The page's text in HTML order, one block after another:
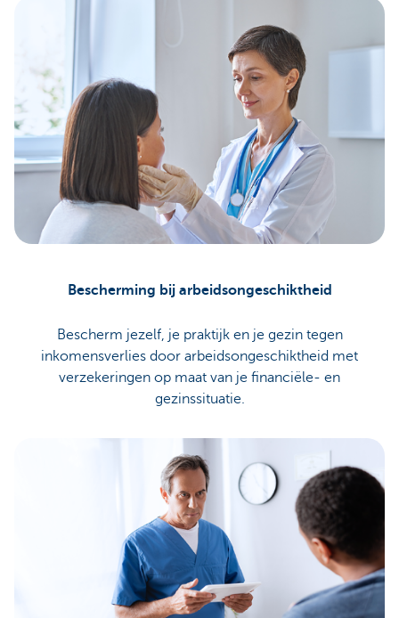
Bescherming bij arbeidsongeschiktheid
Bescherm jezelf, je praktijk en je gezin tegen
inkomensverlies door arbeidsongeschiktheid met
verzekeringen op maat van je financiële- en
gezinssituatie.